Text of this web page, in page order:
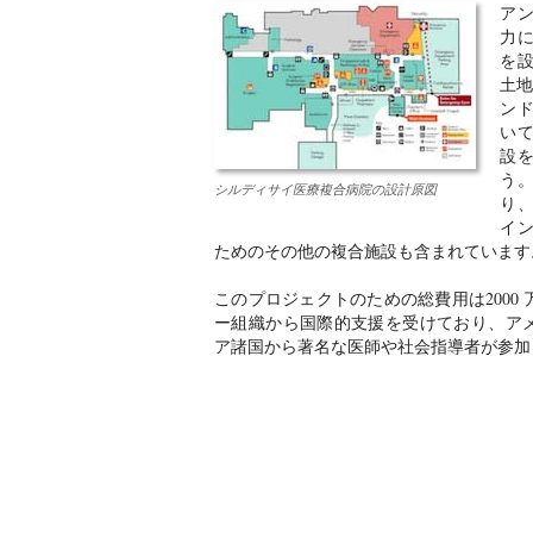
シルディサイ医療複合病院の設計原図
ア
力
を
土
ン
い
設
う
り
イ
ためのその他の複合施設も含まれていま
このプロジェクトのための総費用は2000
ー組織から国際的支援を受けており、ア
ア諸国から著名な医師や社会指導者が参